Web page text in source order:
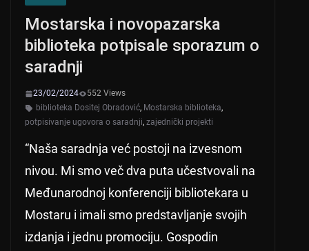
Mostarska i novopazarska
biblioteka potpisale sporazum o
saradnji
23/02/2024
552 Views
biblioteka Dositej Obradović, Mostarska biblioteka,
potpisivanje ugovora o saradnji, zajednički projekti
“Naša saradnja već postoji na izvesnom
nivou. Mi smo več dva puta učestvovali na
Međunarodnoj konferenciji bibliotekara u
Mostaru i imali smo predstavljanje svojih
izdanja i jednu promociju. Gospodin